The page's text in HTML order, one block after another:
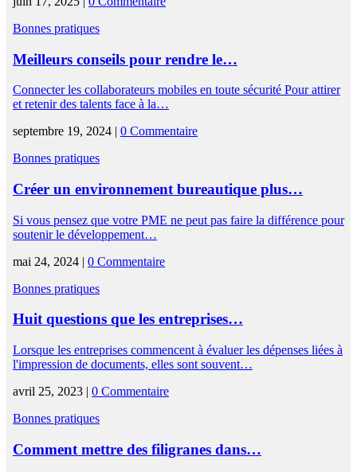
Bonnes pratiques
Meilleurs conseils pour rendre le…
Connecter les collaborateurs mobiles en toute sécurité Pour attirer
et retenir des talents face à la…
septembre 19, 2024 | 0 Commentaire
Bonnes pratiques
Créer un environnement bureautique plus…
Si vous pensez que votre PME ne peut pas faire la différence pour
soutenir le développement…
mai 24, 2024 | 0 Commentaire
Bonnes pratiques
Huit questions que les entreprises…
Lorsque les entreprises commencent à évaluer les dépenses liées à
l'impression de documents, elles sont souvent…
avril 25, 2023 | 0 Commentaire
Bonnes pratiques
Comment mettre des filigranes dans…